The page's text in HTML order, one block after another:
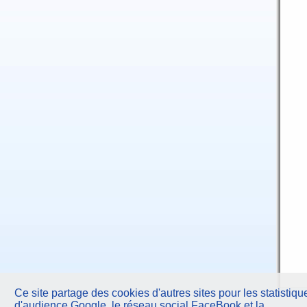
Ce site partage des cookies d'autres sites pour les